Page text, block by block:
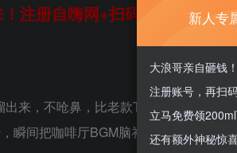
注册自嗨网+扫码加好友，即
来，不呛鼻，比老款TPE那种塑料味
间把咖啡厅BGM脑补上了。配件极简
新人专
大浪哥亲自砸钱！
注册账号，再扫
立马免费领
还有额外神秘惊